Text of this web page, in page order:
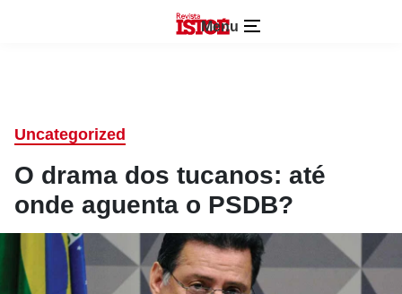
Menu
Uncategorized
O drama dos tucanos: até
onde aguenta o PSDB?